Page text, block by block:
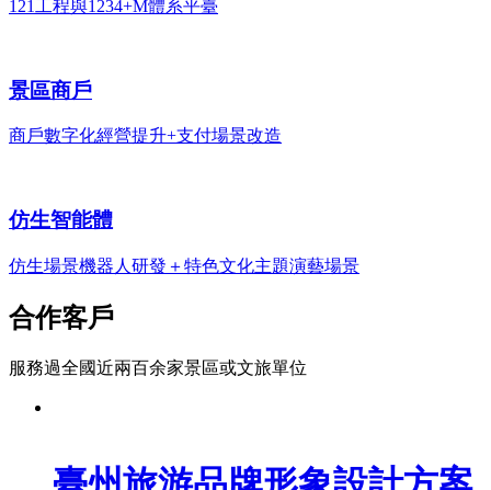
121工程與1234+M體系平臺
景區商戶
商戶數字化經營提升+支付場景改造
仿生智能體
仿生場景機器人研發＋特色文化主題演藝場景
合作客戶
服務過全國近兩百余家景區或文旅單位